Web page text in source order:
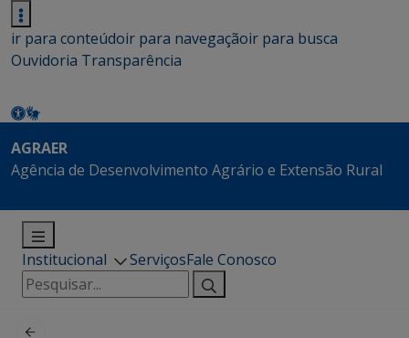
ir para conteúdoir para navegaçãoir para busca
Ouvidoria Transparência
AGRAER
Agência de Desenvolvimento Agrário e Extensão Rural
Institucional ServiçosFale Conosco
Pesquisar
por: